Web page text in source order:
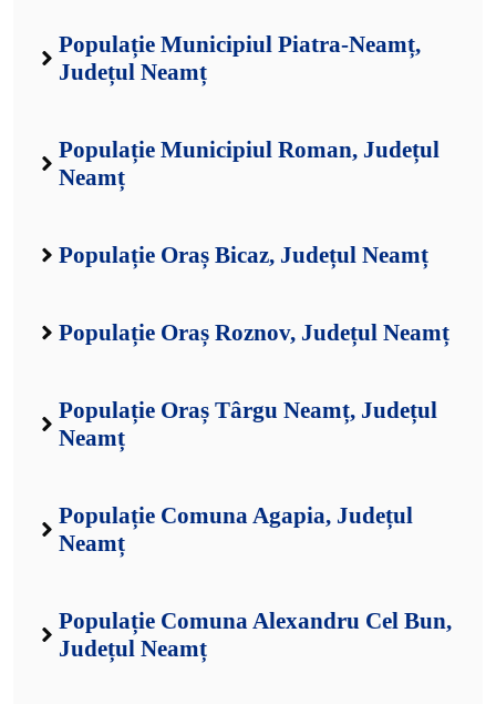
Populație Municipiul Piatra-Neamț,
Județul Neamț
Populație Municipiul Roman, Județul
Neamț
Populație Oraș Bicaz, Județul Neamț
Populație Oraș Roznov, Județul Neamț
Populație Oraș Târgu Neamț, Județul
Neamț
Populație Comuna Agapia, Județul
Neamț
Populație Comuna Alexandru Cel Bun,
Județul Neamț